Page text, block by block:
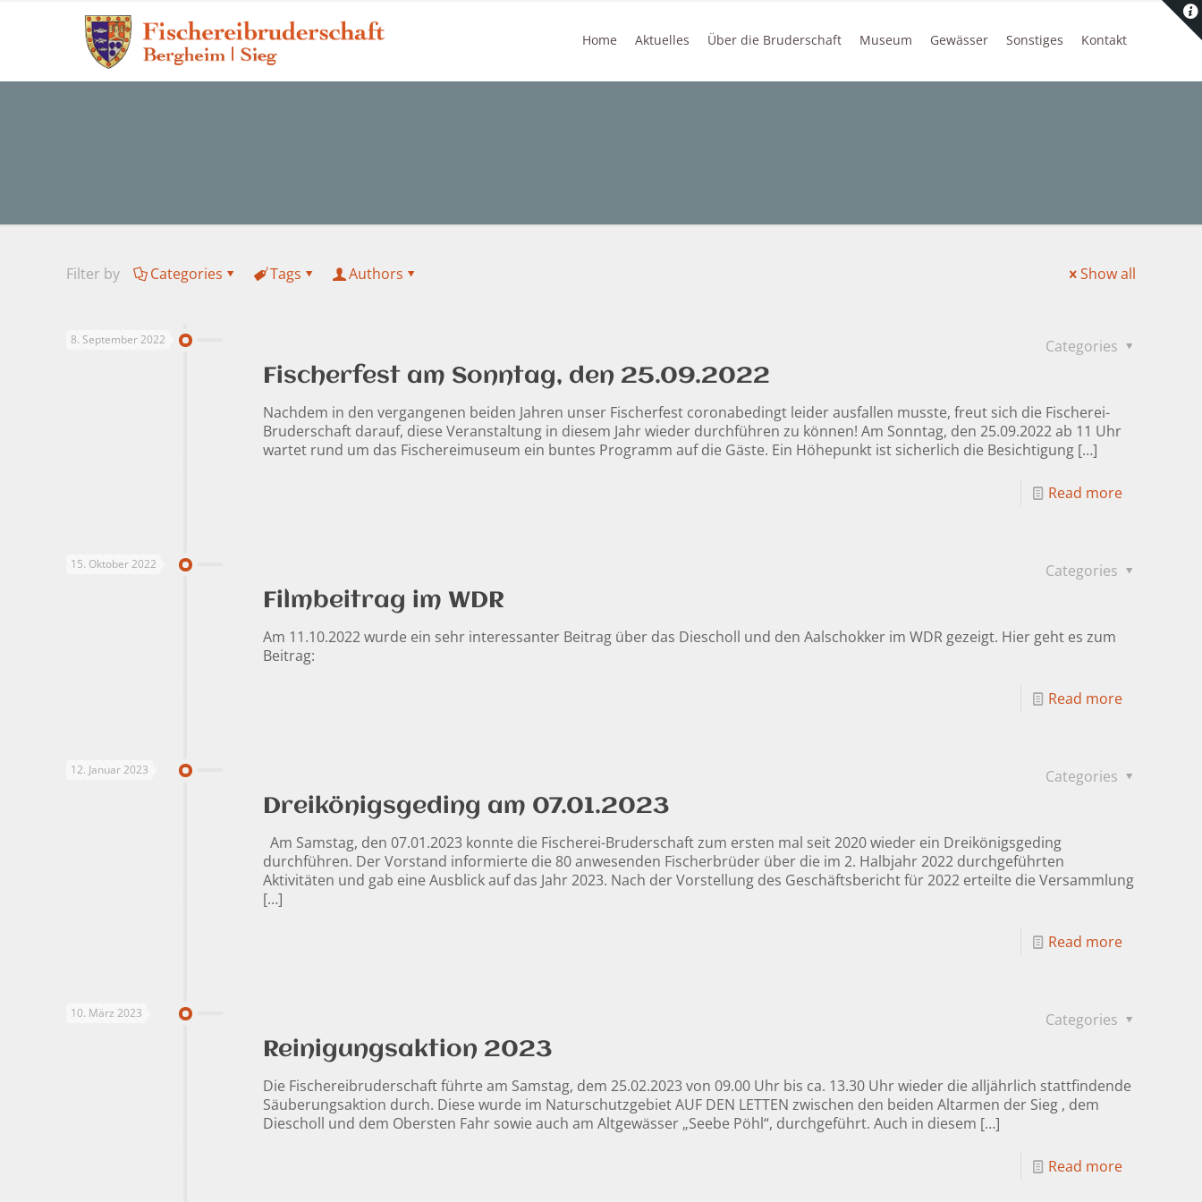
Home Aktuelles Über die Bruderschaft Museum Gewässer Sonstiges Kontakt
Filter by Categories Tags Authors Show all
8. September 2022 Categories
Fischerfest am Sonntag, den 25.09.2022
Nachdem in den vergangenen beiden Jahren unser Fischerfest coronabedingt leider ausfallen musste, freut sich die Fischerei-
Bruderschaft darauf, diese Veranstaltung in diesem Jahr wieder durchführen zu können! Am Sonntag, den 25.09.2022 ab 11 Uhr
wartet rund um das Fischereimuseum ein buntes Programm auf die Gäste. Ein Höhepunkt ist sicherlich die Besichtigung […]
Read more
15. Oktober 2022 Categories
Filmbeitrag im WDR
Am 11.10.2022 wurde ein sehr interessanter Beitrag über das Diescholl und den Aalschokker im WDR gezeigt. Hier geht es zum
Beitrag:
Read more
12. Januar 2023 Categories
Dreikönigsgeding am 07.01.2023
Am Samstag, den 07.01.2023 konnte die Fischerei-Bruderschaft zum ersten mal seit 2020 wieder ein Dreikönigsgeding
durchführen. Der Vorstand informierte die 80 anwesenden Fischerbrüder über die im 2. Halbjahr 2022 durchgeführten
Aktivitäten und gab eine Ausblick auf das Jahr 2023. Nach der Vorstellung des Geschäftsbericht für 2022 erteilte die Versammlung
[…]
Read more
10. März 2023 Categories
Reinigungsaktion 2023
Die Fischereibruderschaft führte am Samstag, dem 25.02.2023 von 09.00 Uhr bis ca. 13.30 Uhr wieder die alljährlich stattfindende
Säuberungsaktion durch. Diese wurde im Naturschutzgebiet AUF DEN LETTEN zwischen den beiden Altarmen der Sieg , dem
Diescholl und dem Obersten Fahr sowie auch am Altgewässer „Seebe Pöhl“, durchgeführt. Auch in diesem […]
Read more